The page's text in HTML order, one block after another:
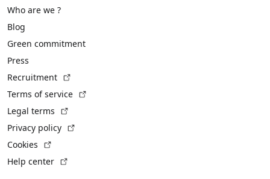
Who are we ?
Blog
Green commitment
Press
Recruitment
Terms of service
Legal terms
Privacy policy
Cookies
Help center